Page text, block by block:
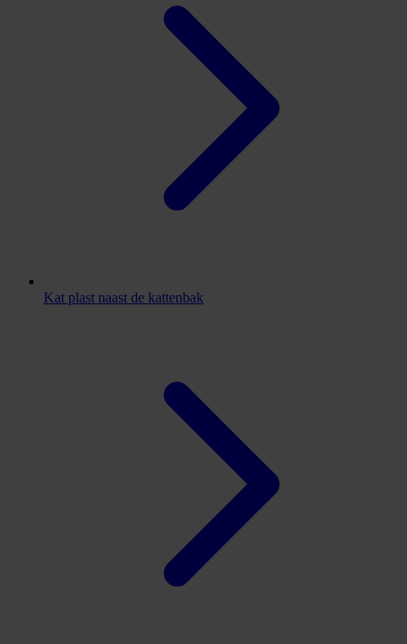
Kat plast naast de kattenbak